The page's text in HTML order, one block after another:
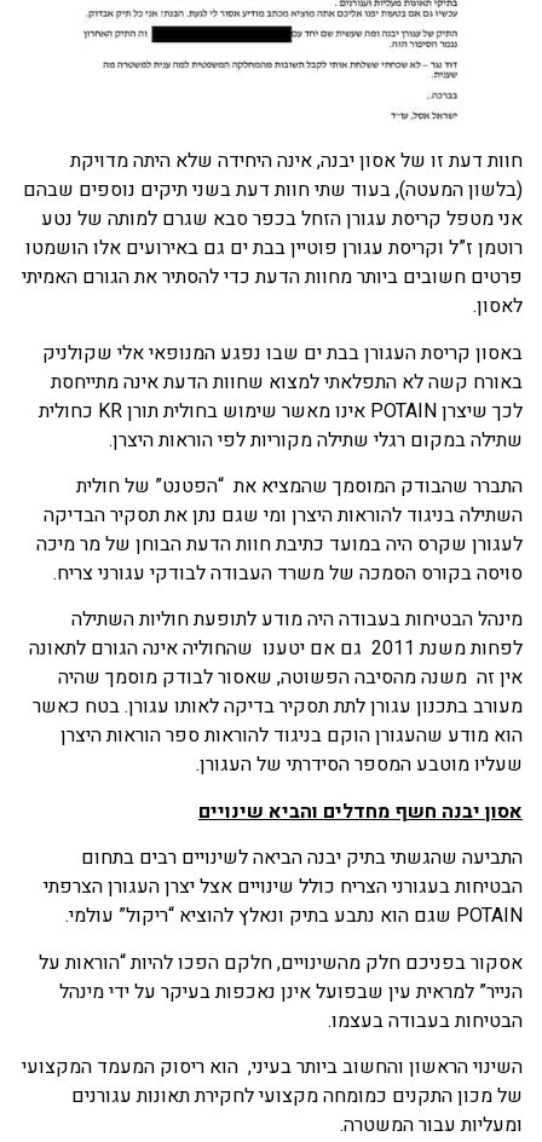
חוות דעת זו של אסון יבנה, אינה היחידה שלא היתה מדויקת
(בלשון המעטה), בעוד שתי חוות דעת בשני תיקים נוספים שבהם
אני מטפל קריסת עגורן הזחל בכפר סבא שגרם למותה של נטע
רוטמן ז”ל וקריסת עגורן פוטיין בבת ים גם באירועים אלו הושמטו
פרטים חשובים ביותר מחוות הדעת כדי להסתיר את הגורם האמיתי
לאסון.
באסון קריסת העגורן בבת ים שבו נפגע המנופאי אלי שקולניק
באורח קשה לא התפלאתי למצוא שחוות הדעת אינה מתייחסת
לכך שיצרן POTAIN אינו מאשר שימוש בחולית תורן KR כחולית
שתילה במקום רגלי שתילה מקוריות לפי הוראות היצרן.
התברר שהבודק המוסמך שהמציא את “הפטנט” של חולית
השתילה בניגוד להוראות היצרן ומי שגם נתן את תסקיר הבדיקה
לעגורן שקרס היה במועד כתיבת חוות הדעת הבוחן של מר מיכה
סויסה בקורס הסמכה של משרד העבודה לבודקי עגורני צריח.
מינהל הבטיחות בעבודה היה מודע לתופעת חוליות השתילה
לפחות משנת 2011 גם אם יטענו שהחוליה אינה הגורם לתאונה
אין זה משנה מהסיבה הפשוטה, שאסור לבודק מוסמך שהיה
מעורב בתכנון עגורן לתת תסקיר בדיקה לאותו עגורן. בטח כאשר
הוא מודע שהעגורן הוקם בניגוד להוראות ספר הוראות היצרן
שעליו מוטבע המספר הסידרתי של העגורן.
אסון יבנה חשף מחדלים והביא שינויים
התביעה שהגשתי בתיק יבנה הביאה לשינויים רבים בתחום
הבטיחות בעגורני הצריח כולל שינויים אצל יצרן העגורן הצרפתי
POTAIN שגם הוא נתבע בתיק ונאלץ להוציא “ריקול” עולמי.
אסקור בפניכם חלק מהשינויים, חלקם הפכו להיות “הוראות על
הנייר” למראית עין שבפועל אינן נאכפות בעיקר על ידי מינהל
הבטיחות בעבודה בעצמו.
השינוי הראשון והחשוב ביותר בעיני, הוא ריסוק המעמד המקצועי
של מכון התקנים כמומחה מקצועי לחקירת תאונות עגורנים
ומעליות עבור המשטרה.